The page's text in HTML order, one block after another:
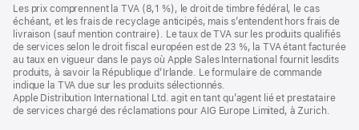
Les prix comprennent la TVA (8,1 %), le droit de timbre fédéral, le cas
échéant, et les frais de recyclage anticipés, mais s’entendent hors frais de
livraison (sauf mention contraire). Le taux de TVA sur les produits qualifiés
de services selon le droit fiscal européen est de 23 %, la TVA étant facturée
au taux en vigueur dans le pays où Apple Sales International fournit lesdits
produits, à savoir la République d’Irlande. Le formulaire de commande
indique la TVA due sur les produits sélectionnés.
Apple Distribution International Ltd. agit en tant qu’agent lié et prestataire
de services chargé des réclamations pour AIG Europe Limited, à Zurich.